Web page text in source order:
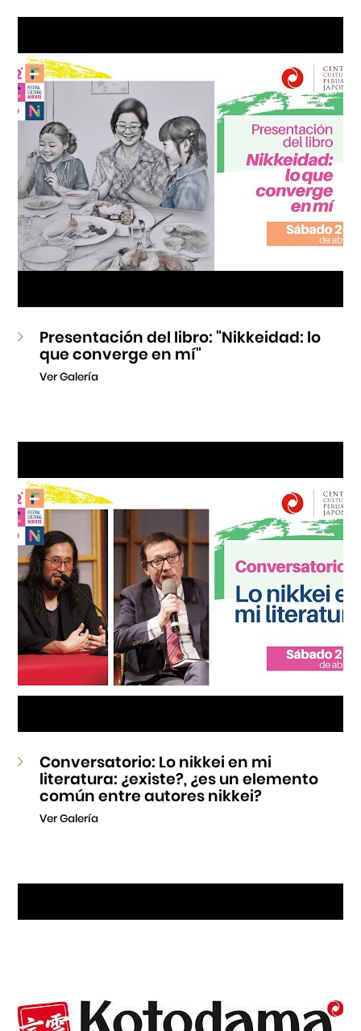
Museo de la Inmigración Japonesa
Fondo Editorial
Teatro Peruano Japonés
Presentación del libro: "Nikkeidad: lo
que converge en mí"
Ver Galería
Conversatorio: Lo nikkei en mi
literatura: ¿existe?, ¿es un elemento
común entre autores nikkei?
Ver Galería